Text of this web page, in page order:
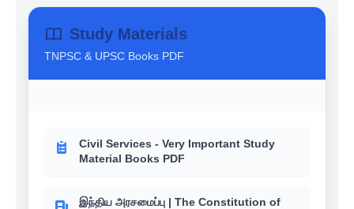
Study Materials
TNPSC & UPSC Books PDF
Civil Services - Very Important Study
Material Books PDF
இந்திய அரசமைப்பு | The Constitution of